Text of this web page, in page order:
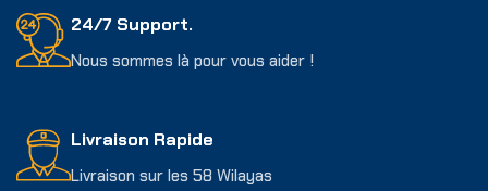
24/7 Support.
Nous sommes là pour vous aider !
Livraison Rapide
Livraison sur les 58 Wilayas